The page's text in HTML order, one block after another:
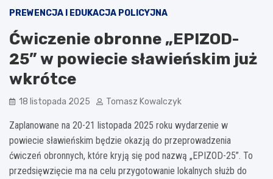
PREWENCJA I EDUKACJA POLICYJNA
Ćwiczenie obronne „EPIZOD-
25” w powiecie sławieńskim już
wkrótce
18 listopada 2025 Tomasz Kowalczyk
Zaplanowane na 20-21 listopada 2025 roku wydarzenie w
powiecie sławieńskim będzie okazją do przeprowadzenia
ćwiczeń obronnych, które kryją się pod nazwą „EPIZOD-25”. To
przedsięwzięcie ma na celu przygotowanie lokalnych służb do